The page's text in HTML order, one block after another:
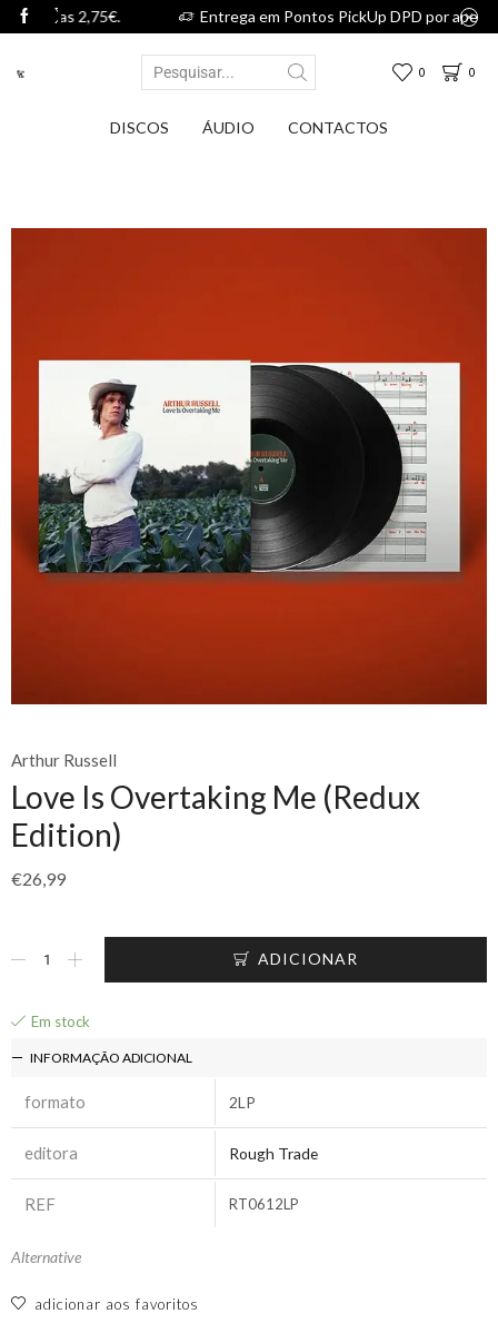
Entrega em Pontos PickUp DPD por apenas 2,75€.
0 0
DISCOS ÁUDIO CONTACTOS
Arthur Russell
Love Is Overtaking Me (Redux
Edition)
€26,99
ADICIONAR
Em stock
INFORMAÇÃO ADICIONAL
formato 2LP
editora Rough Trade
REF RT0612LP
Alternative
adicionar aos favoritos